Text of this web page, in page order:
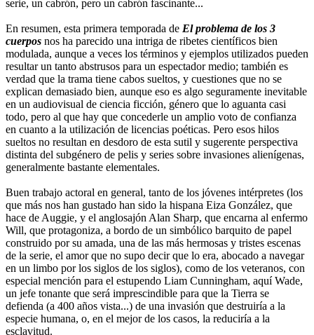
serie, un cabrón, pero un cabrón fascinante...
En resumen, esta primera temporada de El problema de los 3
cuerpos nos ha parecido una intriga de ribetes científicos bien
modulada, aunque a veces los términos y ejemplos utilizados pueden
resultar un tanto abstrusos para un espectador medio; también es
verdad que la trama tiene cabos sueltos, y cuestiones que no se
explican demasiado bien, aunque eso es algo seguramente inevitable
en un audiovisual de ciencia ficción, género que lo aguanta casi
todo, pero al que hay que concederle un amplio voto de confianza
en cuanto a la utilización de licencias poéticas. Pero esos hilos
sueltos no resultan en desdoro de esta sutil y sugerente perspectiva
distinta del subgénero de pelis y series sobre invasiones alienígenas,
generalmente bastante elementales.
Buen trabajo actoral en general, tanto de los jóvenes intérpretes (los
que más nos han gustado han sido la hispana Eiza González, que
hace de Auggie, y el anglosajón Alan Sharp, que encarna al enfermo
Will, que protagoniza, a bordo de un simbólico barquito de papel
construido por su amada, una de las más hermosas y tristes escenas
de la serie, el amor que no supo decir que lo era, abocado a navegar
en un limbo por los siglos de los siglos), como de los veteranos, con
especial mención para el estupendo Liam Cunningham, aquí Wade,
un jefe tonante que será imprescindible para que la Tierra se
defienda (a 400 años vista...) de una invasión que destruiría a la
especie humana, o, en el mejor de los casos, la reduciría a la
esclavitud.